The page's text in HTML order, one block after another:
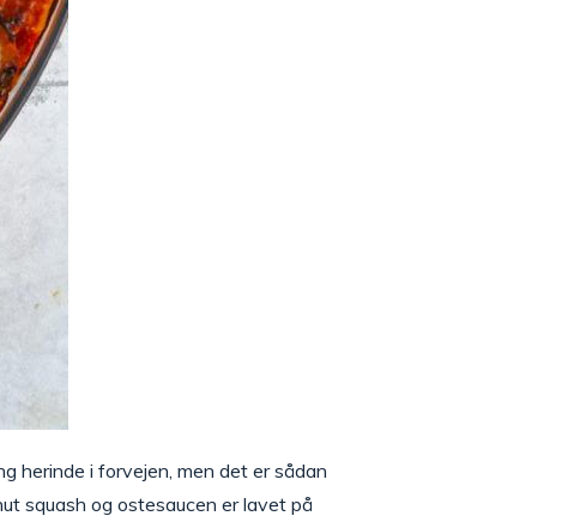
herinde i forvejen, men det er sådan
squash og ostesaucen er lavet på